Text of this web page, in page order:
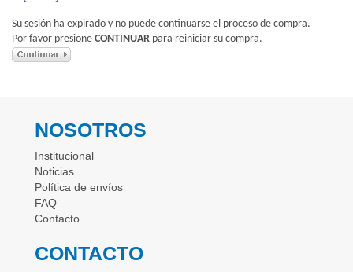
Su sesión ha expirado y no puede continuarse el proceso de compra.
Por favor presione CONTINUAR para reiniciar su compra.
NOSOTROS
Institucional
Noticias
Política de envíos
FAQ
Contacto
CONTACTO